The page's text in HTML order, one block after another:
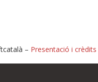
– Presentació i crèdits